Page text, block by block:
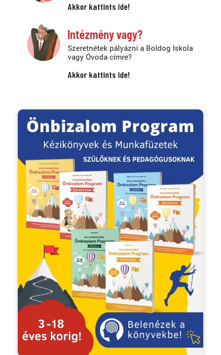
Akkor kattints ide!
Intézmény vagy?
Szeretnétek pályázni a Boldog Iskola
vagy Óvoda címre?
Akkor kattints ide!